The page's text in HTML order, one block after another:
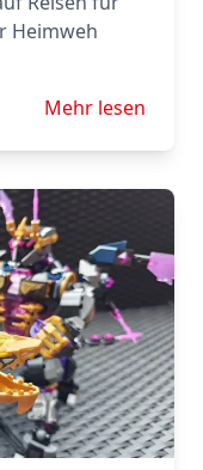
Heimweh
Mehr lesen über
Mehr lesen